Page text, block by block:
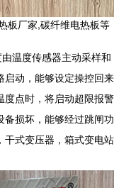
板厂家,碳纤维电热板等
温度传感器主动采样和
启动，能够设定操控回来
度点时，将启动超限报警
备损坏，能够经过跳闸功
干式变压器，箱式变电站